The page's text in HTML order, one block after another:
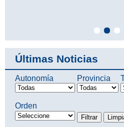
Últimas Noticias
Autonomía Provincia
Orden